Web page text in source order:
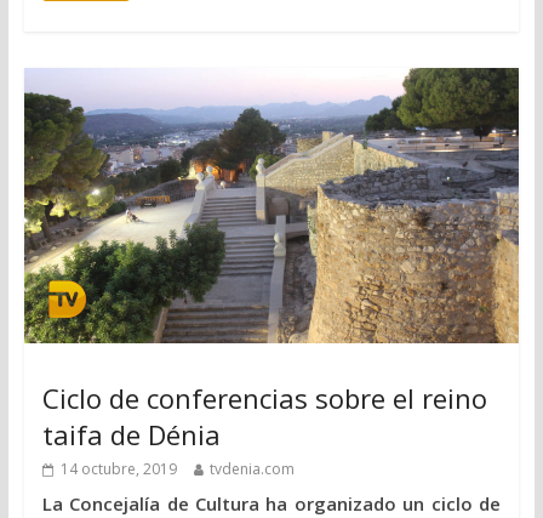
Ciclo de conferencias sobre el reino
taifa de Dénia
14 octubre, 2019 tvdenia.com
La Concejalía de Cultura ha organizado un ciclo de